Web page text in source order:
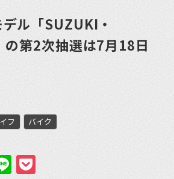
ル「SUZUKI・
の第2次抽選は7月18日
フ バイク
Line